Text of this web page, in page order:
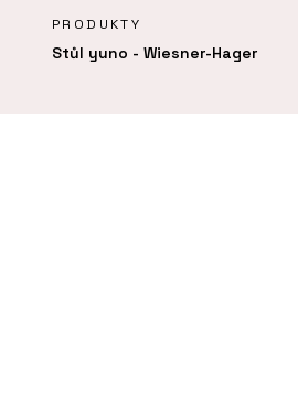
PRODUKTY
Stůl yuno - Wiesner-Hager